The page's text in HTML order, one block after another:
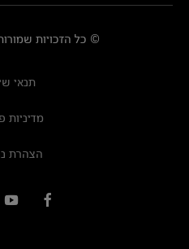
© כל הזכויות
תנאי
מדיניות
הצהרת